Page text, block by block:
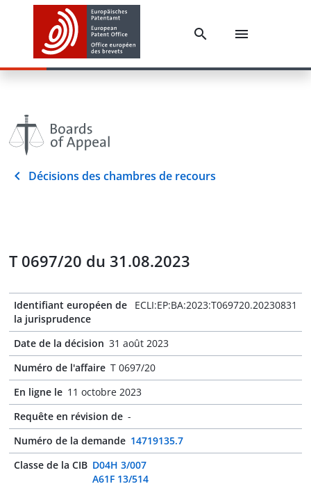
Décisions des chambres de recours
T 0697/20 du 31.08.2023
Identifiant européen de
la jurisprudence
ECLI:EP:BA:2023:T069720.20230831
Date de la décision 31 août 2023
Numéro de l'affaire T 0697/20
En ligne le 11 octobre 2023
Requête en révision de -
Numéro de la demande 14719135.7
Classe de la CIB D04H 3/007
A61F 13/514